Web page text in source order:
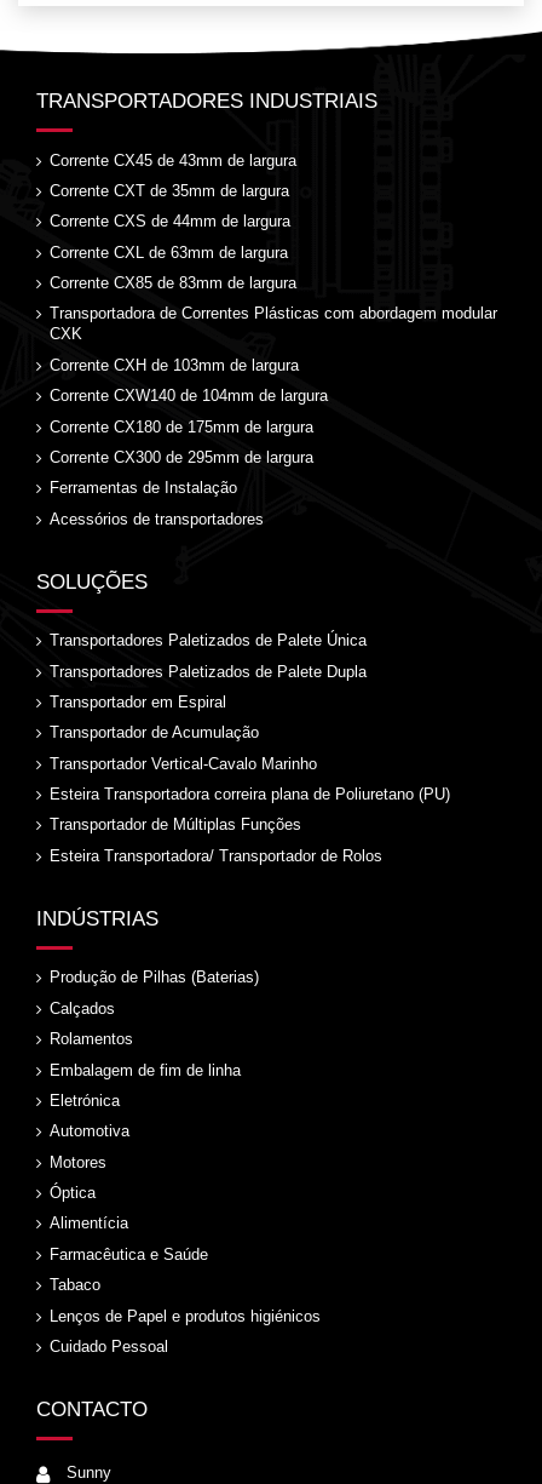
TRANSPORTADORES INDUSTRIAIS
Corrente CX45 de 43mm de largura
Corrente CXT de 35mm de largura
Corrente CXS de 44mm de largura
Corrente CXL de 63mm de largura
Corrente CX85 de 83mm de largura
Transportadora de Correntes Plásticas com abordagem modular
CXK
Corrente CXH de 103mm de largura
Corrente CXW140 de 104mm de largura
Corrente CX180 de 175mm de largura
Corrente CX300 de 295mm de largura
Ferramentas de Instalação
Acessórios de transportadores
SOLUÇÕES
Transportadores Paletizados de Palete Única
Transportadores Paletizados de Palete Dupla
Transportador em Espiral
Transportador de Acumulação
Transportador Vertical-Cavalo Marinho
Esteira Transportadora correira plana de Poliuretano (PU)
Transportador de Múltiplas Funções
Esteira Transportadora/ Transportador de Rolos
INDÚSTRIAS
Produção de Pilhas (Baterias)
Calçados
Rolamentos
Embalagem de fim de linha
Eletrónica
Automotiva
Motores
Óptica
Alimentícia
Farmacêutica e Saúde
Tabaco
Lenços de Papel e produtos higiénicos
Cuidado Pessoal
CONTACTO
Sunny